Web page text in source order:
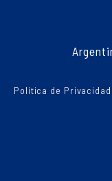
Política de Privacidad